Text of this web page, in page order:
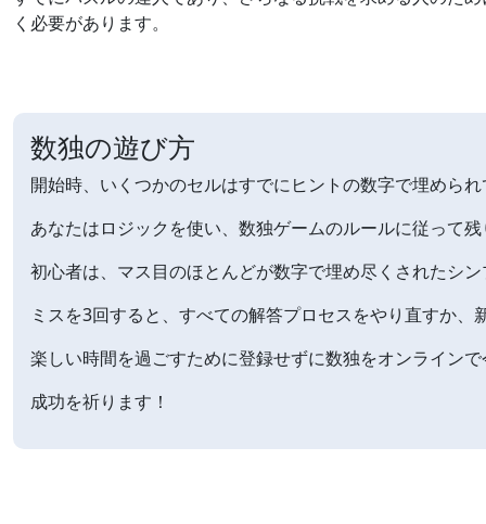
く必要があります。
数独の遊び方
開始時、いくつかのセルはすでにヒントの数字で埋めら
あなたはロジックを使い、数独ゲームのルールに従って
初心者は、マス目のほとんどが数字で埋め尽くされたシ
ミスを3回すると、すべての解答プロセスをやり直すか
楽しい時間を過ごすために登録せずに数独をオンライン
成功を祈ります！